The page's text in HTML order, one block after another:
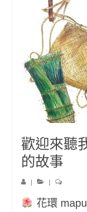
歡迎來聽
的故事
| |
花環